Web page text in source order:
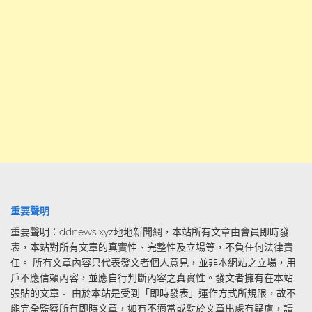
重要聲明
重要聲明：ddnews.xyz地地新聞網，本站所有文章由會員即時發
表，本站對所有文章的真實性、完整性及立場等，不負任何法律責
任。 所有文章內容只代表發文者個人意見，並非本網站之立場，用
戶不應信賴內容，並應自行判斷內容之真實性。發文者擁有在本站
張貼的文章。 由於本站是受到「即時發表」運作方式所規限，故不
能完全監察所有即時文章，如有不適當或對於文章出處有疑慮，請